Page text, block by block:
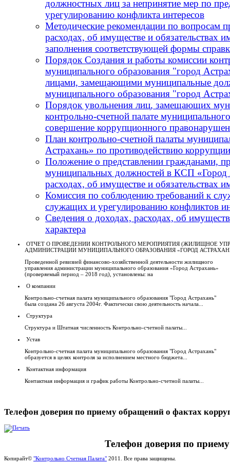
должностных лиц за непринятие мер по
урегулированию конфликта интересов
Методические рекомендации по вопросам
расходах, об имуществе и обязательствах
заполнения соответствующей формы
Порядок Создания и работы комиссии
муниципального образования "город
лицами, замещающими муниципальные
муниципального образования "город
Порядок увольнения лиц, замещающих
контрольно-счетной палате
совершение коррупционного
План контрольно-счетной палаты
Астрахань» по противодействию
Положение о представлении гражданами,
муниципальных должностей в КСП «Город
расходах, об имуществе и обязательствах
Комиссия по соблюдению требований к
служащих и урегулированию конфликтов
Сведения о доходах, расходах, об
характера
ОТЧЕТ О ПРОВЕДЕНИИ КОНТРОЛЬНОГО МЕРОПРИЯТИЯ (ЖИЛИЩНОЕ
АДМИНИСТРАЦИИ МУНИЦИПАЛЬНОГО ОБРАЗОВАНИЯ «ГОРОД
Проведенной ревизией финансово-хозяйственной деятельности жилищного
управления администрации муниципального образования «Город Астрахань»
(проверяемый период – 2018 год), установлены: на
О компании
Контрольно-счетная палата муниципального образования "Город Астрахань"
была создана 26 августа 2004г. Фактически свою деятельность начала...
Структура
Структура и Штатная численность Контрольно-счетной палаты...
Устав
Контрольно-счетная палата муниципального образования "Город Астрахань"
образуется в целях контроля за исполнением местного бюджета...
Контактная информация
Контактная информация и график работы Контрольно-счетной палаты...
Телефон доверия по приему обращений о фактах
Телефон доверия по
Копирайт© "Контрольно Счетная Палата" 2011. Все права защищены.